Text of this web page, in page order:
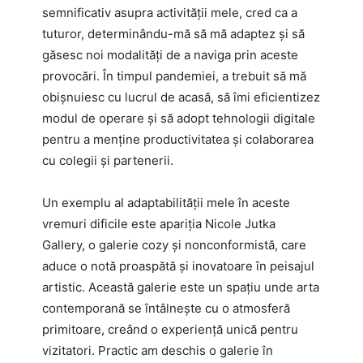
semnificativ asupra activității mele, cred ca a
tuturor, determinându-mă să mă adaptez și să
găsesc noi modalități de a naviga prin aceste
provocări. În timpul pandemiei, a trebuit să mă
obișnuiesc cu lucrul de acasă, să îmi eficientizez
modul de operare și să adopt tehnologii digitale
pentru a menține productivitatea și colaborarea
cu colegii și partenerii.
Un exemplu al adaptabilității mele în aceste
vremuri dificile este apariția Nicole Jutka
Gallery, o galerie cozy și nonconformistă, care
aduce o notă proaspătă și inovatoare în peisajul
artistic. Această galerie este un spațiu unde arta
contemporană se întâlnește cu o atmosferă
primitoare, creând o experiență unică pentru
vizitatori. Practic am deschis o galerie în